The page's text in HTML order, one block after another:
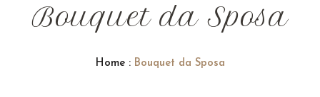
Bouquet da Sposa
Home : Bouquet da Sposa